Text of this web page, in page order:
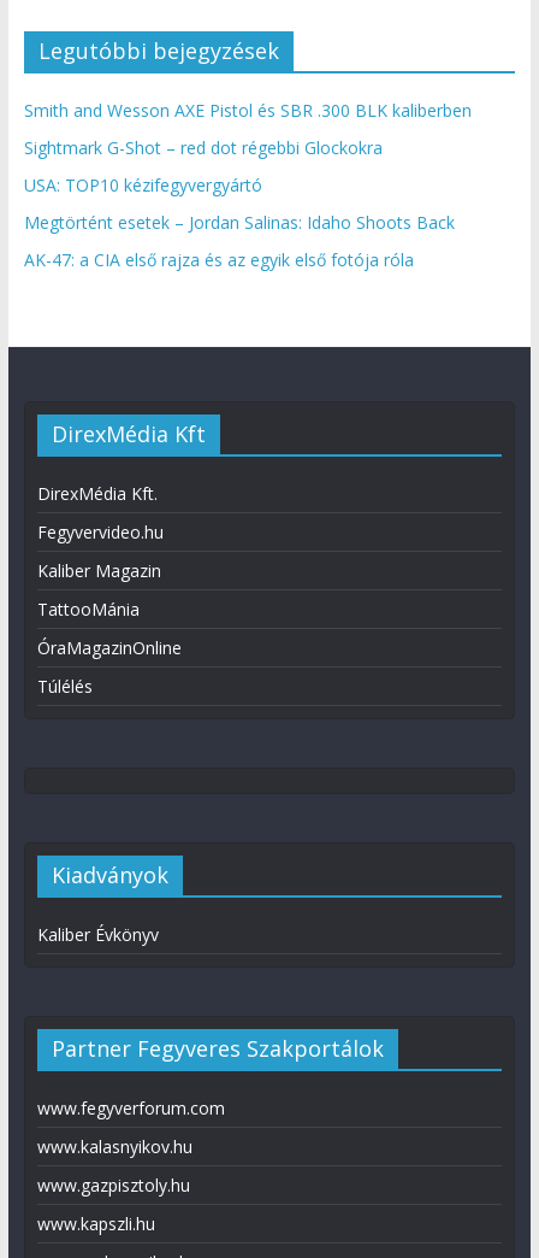
Legutóbbi bejegyzések
Smith and Wesson AXE Pistol és SBR .300 BLK kaliberben
Sightmark G-Shot – red dot régebbi Glockokra
USA: TOP10 kézifegyvergyártó
Megtörtént esetek – Jordan Salinas: Idaho Shoots Back
AK-47: a CIA első rajza és az egyik első fotója róla
DirexMédia Kft
DirexMédia Kft.
Fegyvervideo.hu
Kaliber Magazin
TattooMánia
ÓraMagazinOnline
Túlélés
Kiadványok
Kaliber Évkönyv
Partner Fegyveres Szakportálok
www.fegyverforum.com
www.kalasnyikov.hu
www.gazpisztoly.hu
www.kapszli.hu